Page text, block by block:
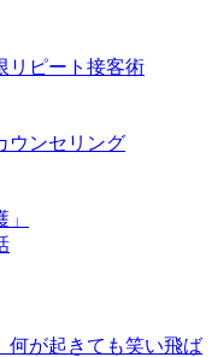
ピート接客術
ウンセリング
が起きても笑い飛ば